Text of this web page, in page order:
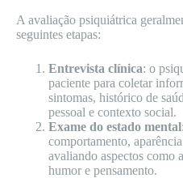
A avaliação psiquiátrica
seguintes etapas:
Entrevista clínica: o
paciente para coletar
sintomas, histórico de
pessoal e contexto social.
Exame do estado mental
comportamento,
avaliando aspectos como
humor e pensamento.